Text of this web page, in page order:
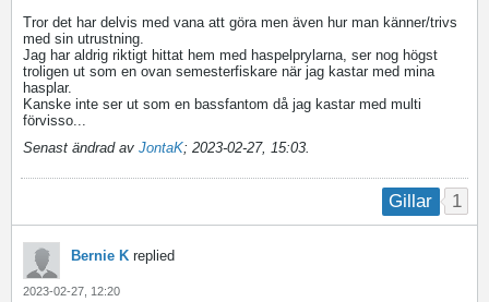
Tror det har delvis med vana att göra men även hur man känner/trivs
med sin utrustning.
Jag har aldrig riktigt hittat hem med haspelprylarna, ser nog högst
troligen ut som en ovan semesterfiskare när jag kastar med mina
hasplar.
Kanske inte ser ut som en bassfantom då jag kastar med multi
förvisso...
Senast ändrad av JontaK; 2023-02-27, 15:03.
Gillar 1
Bernie K replied
2023-02-27, 12:20